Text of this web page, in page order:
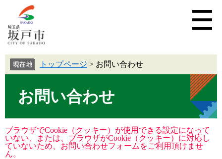
トップページ > お問い合わせ
お問い合わせ
ブラウザでCookie（クッキー）が使用できる設定になって
いない、または、ブラウザがCookie（クッキー）に対応し
ていないため、お問い合わせフォームをご利用頂けませ
ん。